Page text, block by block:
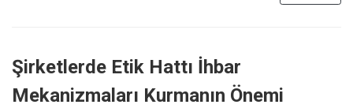
Şirketlerde Etik Hattı İhbar
Mekanizmaları Kurmanın Önemi